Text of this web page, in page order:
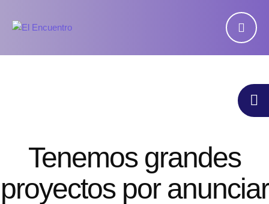
Tenemos grandes
proyectos por anunciar